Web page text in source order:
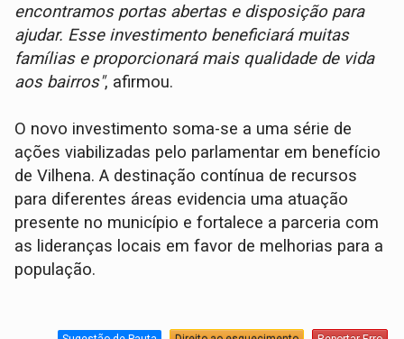
encontramos portas abertas e disposição para
ajudar. Esse investimento beneficiará muitas
famílias e proporcionará mais qualidade de vida
aos bairros", afirmou.
O novo investimento soma-se a uma série de
ações viabilizadas pelo parlamentar em benefício
de Vilhena. A destinação contínua de recursos
para diferentes áreas evidencia uma atuação
presente no município e fortalece a parceria com
as lideranças locais em favor de melhorias para a
população.